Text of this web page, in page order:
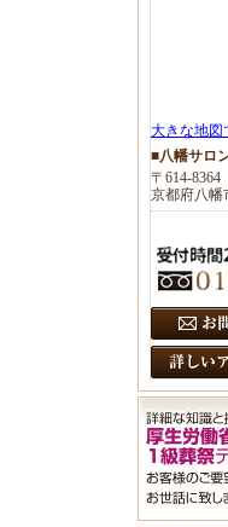
大きな地図
■八幡サロ
〒614-8364
京都府八幡